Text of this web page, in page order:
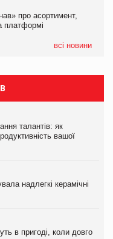
про асортимент,
платформі
всі новини
магазинів
талантів: як
вашої
надлегкі керамічні
в пригоді, коли довго